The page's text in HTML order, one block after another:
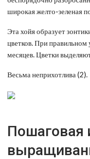
широкая желто-зеленая
Эта хойя образует
цветков. При правильном
месяцев. Цветки
Весьма неприхотлива (2).
Пошаговая